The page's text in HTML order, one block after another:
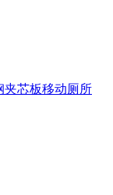
夹芯板移动厕所